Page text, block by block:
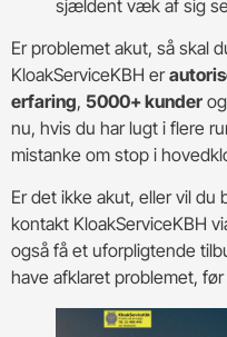
sjældent væk af sig
Er problemet akut, så skal
KloakServiceKBH er
erfaring, 5000+ kunder og
nu, hvis du har lugt i flere
mistanke om stop i
Er det ikke akut, eller vil du
kontakt KloakServiceKBH
også få et uforpligtende
have afklaret problemet,